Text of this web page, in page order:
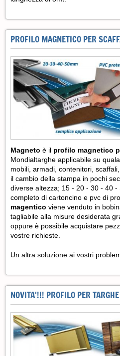
PROFILO MAGNETICO PER
Magneto è il profilo magnetico
Mondialtarghe applicabile su
mobili, armadi, contenitori,
il cambio della stampa in pochi
diverse altezza; 15 - 20 - 30 - 40
completo di cartoncino e pvc di
magentico viene venduto in
tagliabile alla misure desiderata
oppure è possibile acquistare
vostre richieste.
Un altra soluzione ai vostri
NOVITA'!!! PROFILO PER